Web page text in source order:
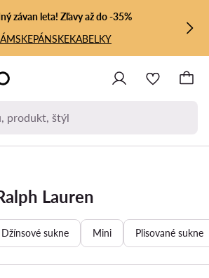
OBSAH
závan leta! Zľavy až do -35%
PÁNSKEKABELKY
produkt, štýl
Lauren
Džínsové sukne Mini Plisované sukne